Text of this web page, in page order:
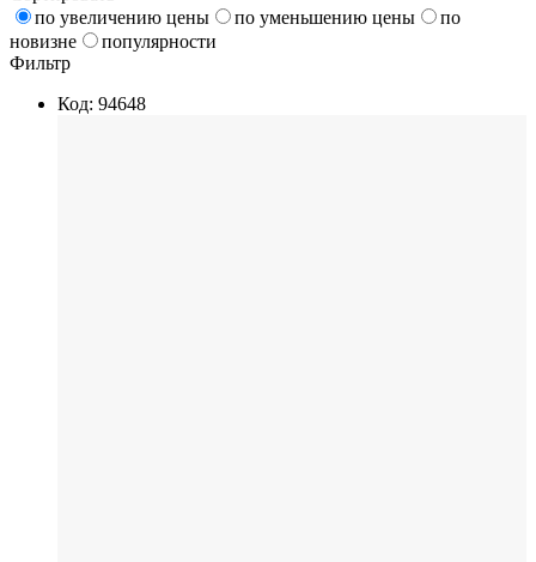
по увеличению цены
по уменьшению цены
по
новизне
популярности
Фильтр
Код: 94648